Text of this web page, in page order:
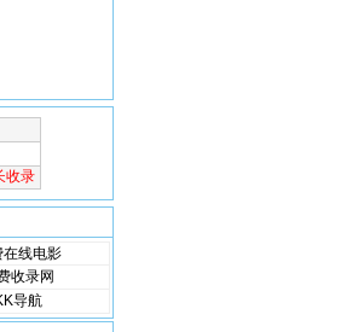
在线电影
收录网
导航